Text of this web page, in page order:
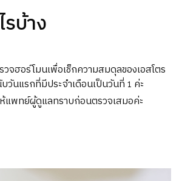
บ้าง
จฮอร์โมนเพื่อเช็กความสมดุลของเอสโตร
วันแรกที่มีประจำเดือนเป็นวันที่ 1 ค่ะ
ห้แพทย์ผู้ดูแลทราบก่อนตรวจเสมอค่ะ